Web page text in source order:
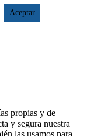
Aceptar
propias y de
y segura nuestra
las usamos para